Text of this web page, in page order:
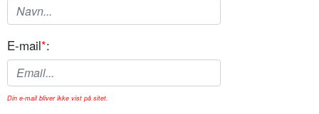
E-mail*:
Din e-mail bliver ikke vist på sitet.